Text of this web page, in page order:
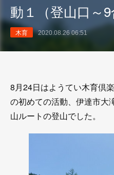
動１（登山口～9
木育 2020.08.26 06:51
8月24日はようてい木育倶
の初めての活動、伊達市大
山ルートの登山でした。